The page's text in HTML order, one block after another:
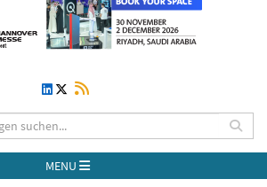
MENU